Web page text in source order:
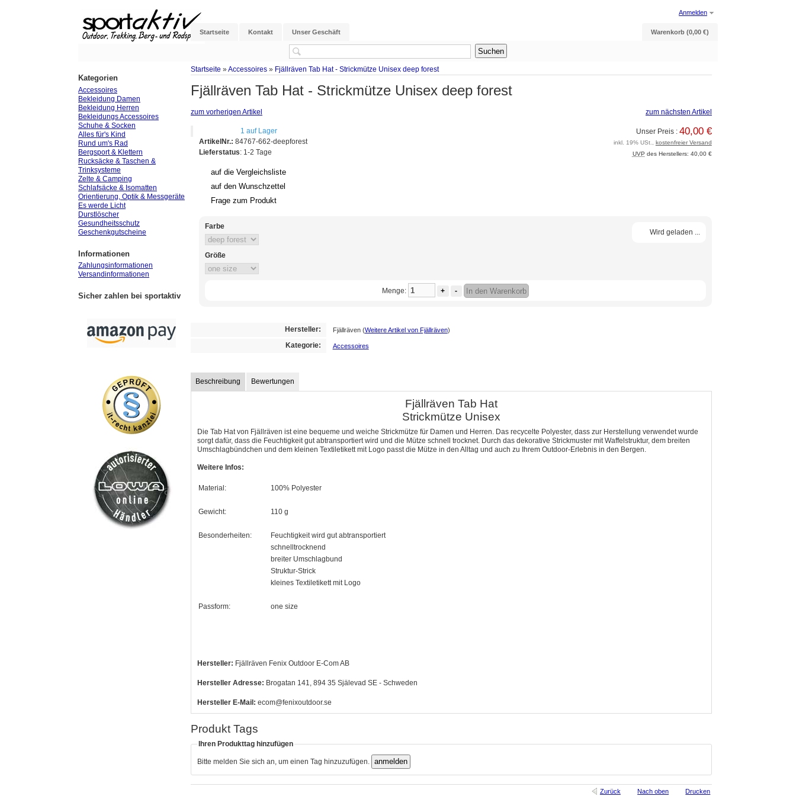
Startseite Kontakt Unser Geschäft Warenkorb (0,00 €)
Anmelden
Startseite » Accessoires » Fjällräven Tab Hat - Strickmütze Unisex deep forest
Fjällräven Tab Hat - Strickmütze Unisex deep forest
zum vorherigen Artikel zum nächsten Artikel
1 auf Lager
ArtikelNr.: 84767-662-deepforest
Lieferstatus: 1-2 Tage
auf die Vergleichsliste
auf den Wunschzettel
Frage zum Produkt
Unser Preis : 40,00 €
inkl. 19% USt., kostenfreier Versand
UVP des Herstellers: 40,00 €
Wird geladen ...
Farbe
Größe
Menge: + - In den Warenkorb
Hersteller: Fjällräven (Weitere Artikel von Fjällräven)
Kategorie: Accessoires
Beschreibung Bewertungen
Fjällräven Tab Hat
Strickmütze Unisex
Die Tab Hat von Fjällräven ist eine bequeme und weiche Strickmütze für Damen und Herren. Das recycelte Polyester, dass zur Herstellung verwendet wurde
sorgt dafür, dass die Feuchtigkeit gut abtransportiert wird und die Mütze schnell trocknet. Durch das dekorative Strickmuster mit Waffelstruktur, dem breiten
Umschlagbündchen und dem kleinen Textiletikett mit Logo passt die Mütze in den Alltag und auch zu Ihrem Outdoor-Erlebnis in den Bergen.
Weitere Infos:
Material: 100% Polyester
Gewicht: 110 g
Besonderheiten:
Feuchtigkeit wird gut abtransportiert
schnelltrocknend
breiter Umschlagbund
Struktur-Strick
kleines Textiletikett mit Logo
Passform: one size
Hersteller: Fjällräven Fenix Outdoor E-Com AB
Hersteller Adresse: Brogatan 141, 894 35 Själevad SE - Schweden
Hersteller E-Mail: ecom@fenixoutdoor.se
Produkt Tags
Ihren Produkttag hinzufügen
Bitte melden Sie sich an, um einen Tag hinzuzufügen.
Zurück Nach oben Drucken
Kategorien
Accessoires
Bekleidung Damen
Bekleidung Herren
Bekleidungs Accessoires
Schuhe & Socken
Alles für's Kind
Rund um's Rad
Bergsport & Klettern
Rucksäcke & Taschen &
Trinksysteme
Zelte & Camping
Schlafsäcke & Isomatten
Orientierung, Optik & Messgeräte
Es werde Licht
Durstlöscher
Gesundheitsschutz
Geschenkgutscheine
Informationen
Zahlungsinformationen
Versandinformationen
Sicher zahlen bei sportaktiv